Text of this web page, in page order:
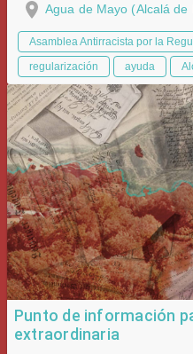
Agua de Mayo (Alcalá de
Asamblea Antirracista por la
regularización
ayuda
Punto de información
extraordinaria